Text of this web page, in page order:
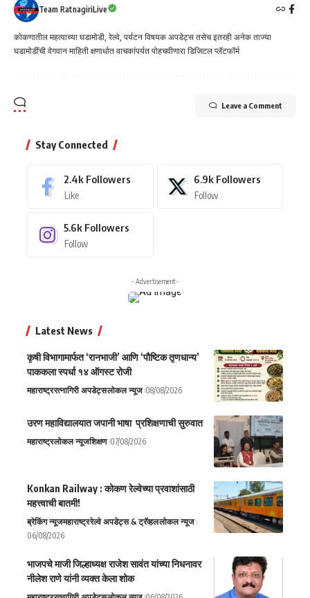
Team RatnagiriLive
कोकणातील महत्वाच्या घडामोडी, रेल्वे, पर्यटन विषयक अपडेट्स तसेच इतरही अनेक ताज्या
घडामोडींची वेगवान माहिती क्षणार्धात वाचकांपर्यत पोहचवीणारा डिजिटल प्लॅटफॉर्म
Leave a Comment
Stay Connected
2.4k Followers
Like
6.9k Followers
Follow
5.6k Followers
Follow
- Advertisement -
Latest News
कृषी विभागामार्फत ‘रानभाजी’ आणि ‘पौष्टिक तृणधान्य’
पाककला स्पर्धा १४ ऑगस्ट रोजी
महाराष्ट्ररत्नागिरी अपडेट्सलोकल न्यूज 08/08/2026
उरण महाविद्यालयात जपानी भाषा प्रशिक्षणाची सुरुवात
महाराष्ट्रलोकल न्यूजशिक्षण 07/08/2026
Konkan Railway : कोकण रेल्वेच्या प्रवाशांसाठी
महत्त्वाची बातमी!
ब्रेकिंग न्यूजमहाराष्ट्ररेल्वे अपडेट्स & ट्रॅव्हललोकल न्यूज
06/08/2026
भाजपचे माजी जिल्हाध्यक्ष राजेश सावंत यांच्या निधनावर
नीलेश राणे यांनी व्यक्त केला शोक